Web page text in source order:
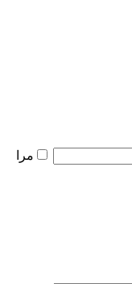
مرا